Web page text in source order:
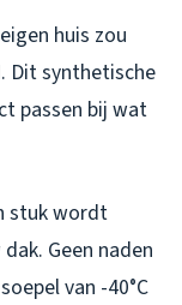
huis zou
Dit synthetische
passen bij wat
stuk wordt
Geen naden
van -40°C